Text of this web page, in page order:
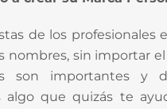
de los profesionales
nombres, sin importar
son importantes y
algo que quizás te